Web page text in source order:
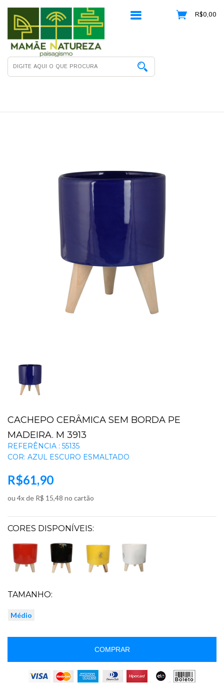
R$0,00
CACHEPO CERÂMICA SEM BORDA PE
MADEIRA. M 3913
REFERÊNCIA : 55135
COR: AZUL ESCURO ESMALTADO
R$61,90
ou 4x de R$ 15,48 no cartão
CORES DISPONÍVEIS:
TAMANHO:
Médio
COMPRAR